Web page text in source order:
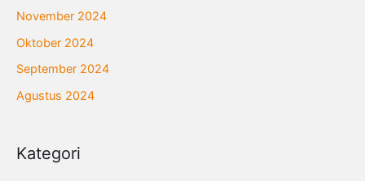
November 2024
Oktober 2024
September 2024
Agustus 2024
Kategori